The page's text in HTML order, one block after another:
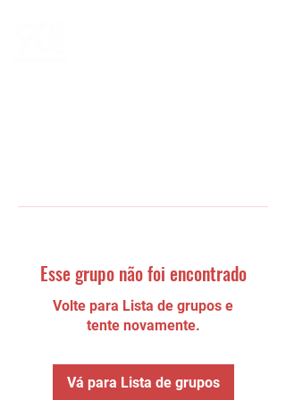
Esse grupo não foi encontrado
Volte para Lista de grupos e
tente novamente.
Vá para Lista de grupos